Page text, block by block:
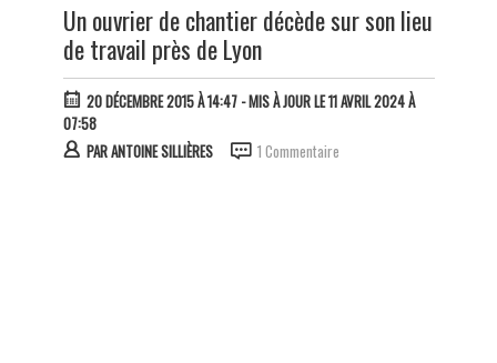
Un ouvrier de chantier décède sur son lieu
de travail près de Lyon
20 DÉCEMBRE 2015 À 14:47- MIS À JOUR LE 11 AVRIL 2024 À
07:58
PARANTOINE SILLIÈRES 1 Commentaire